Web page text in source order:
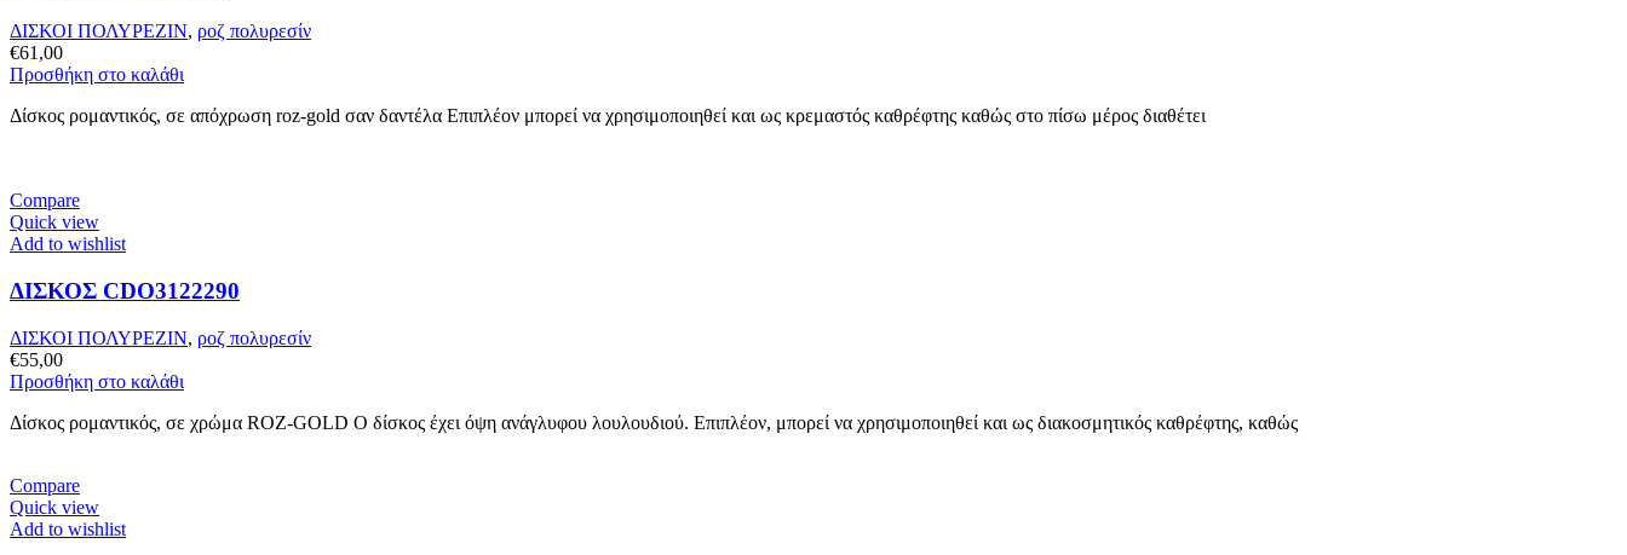
ΔΙΣΚΟΙ ΠΟΛΥΡΕΖΙΝ, ροζ πολυρεσίν
€61,00
Προσθήκη στο καλάθι
Δίσκος ρομαντικός, σε απόχρωση roz-gold σαν δαντέλα Επιπλέον μπορεί να χρησιμοποιηθεί και ως κρεμαστός καθρέφτης καθώς στο πίσω μέρος διαθέτει
Compare
Quick view
Add to wishlist
ΔΙΣΚΟΣ CDO3122290
ΔΙΣΚΟΙ ΠΟΛΥΡΕΖΙΝ, ροζ πολυρεσίν
€55,00
Προσθήκη στο καλάθι
Δίσκος ρομαντικός, σε χρώμα ROZ-GOLD Ο δίσκος έχει όψη ανάγλυφου λουλουδιού. Επιπλέον, μπορεί να χρησιμοποιηθεί και ως διακοσμητικός καθρέφτης, καθώς
Compare
Quick view
Add to wishlist